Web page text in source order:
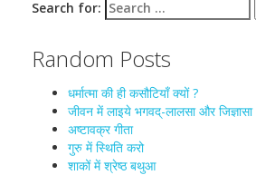
Search for:
Random Posts
धर्मात्मा की ही कसौटियाँ क्यों ?
जीवन में लाइये भगवद्-लालसा और जिज्ञासा
अष्टावक्र गीता
गुरु में स्थिति करो
शाकों में श्रेष्ठ बथुआ